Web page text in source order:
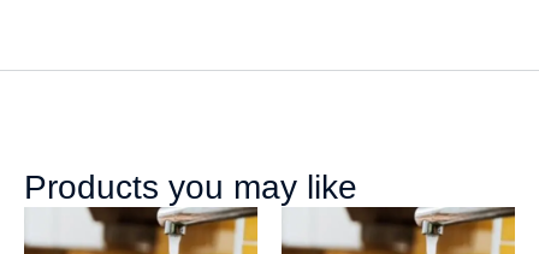
Products you may like